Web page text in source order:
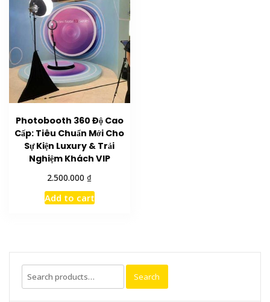
Photobooth 360 Độ Cao
Cấp: Tiêu Chuẩn Mới Cho
Sự Kiện Luxury & Trải
Nghiệm Khách VIP
2.500.000 ₫
Add to cart
Search
for:
Search